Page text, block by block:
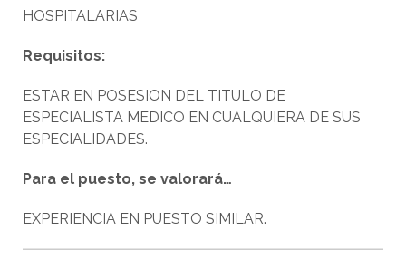
HOSPITALARIAS
Requisitos:
ESTAR EN POSESION DEL TITULO DE
ESPECIALISTA MEDICO EN CUALQUIERA DE SUS
ESPECIALIDADES.
Para el puesto, se valorará…
EXPERIENCIA EN PUESTO SIMILAR.